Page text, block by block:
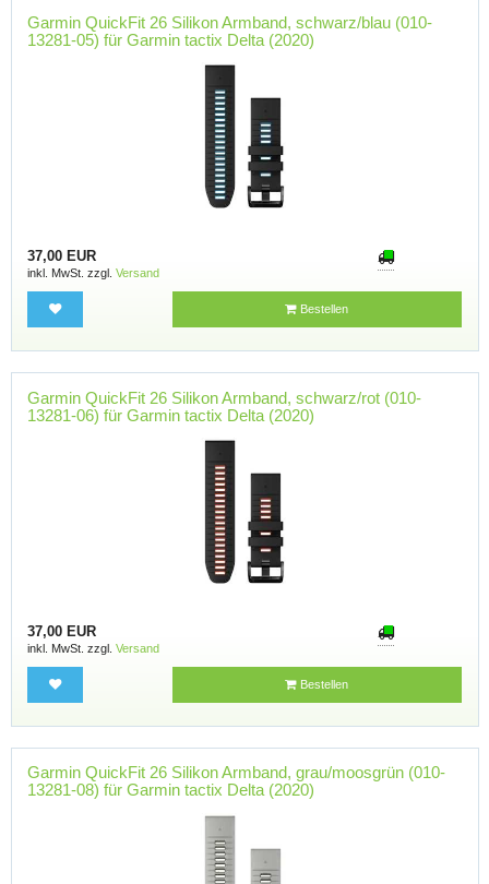
Garmin QuickFit 26 Silikon Armband, schwarz/blau (010-
13281-05) für Garmin tactix Delta (2020)
37,00 EUR
inkl. MwSt. zzgl. Versand
Bestellen
Garmin QuickFit 26 Silikon Armband, schwarz/rot (010-
13281-06) für Garmin tactix Delta (2020)
37,00 EUR
inkl. MwSt. zzgl. Versand
Bestellen
Garmin QuickFit 26 Silikon Armband, grau/moosgrün (010-
13281-08) für Garmin tactix Delta (2020)